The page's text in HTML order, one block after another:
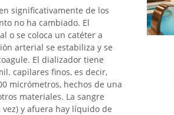
significativamente de los
no ha cambiado. El
o se coloca un catéter a
arterial se estabiliza y se
El dializador tiene
capilares finos, es decir,
micrómetros, hechos de una
materiales. La sangre
y afuera hay líquido de